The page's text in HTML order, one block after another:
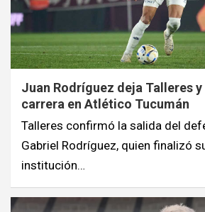
Juan Rodríguez deja Talleres
carrera en Atlético Tucumán
Talleres confirmó la salida del
Gabriel Rodríguez, quien finalizó
institución…